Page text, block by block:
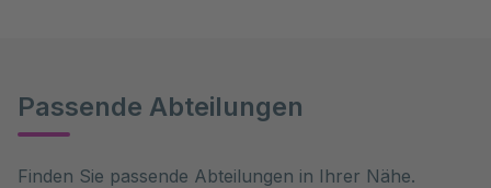
Passende Abteilungen
Finden Sie passende Abteilungen in Ihrer Nähe.